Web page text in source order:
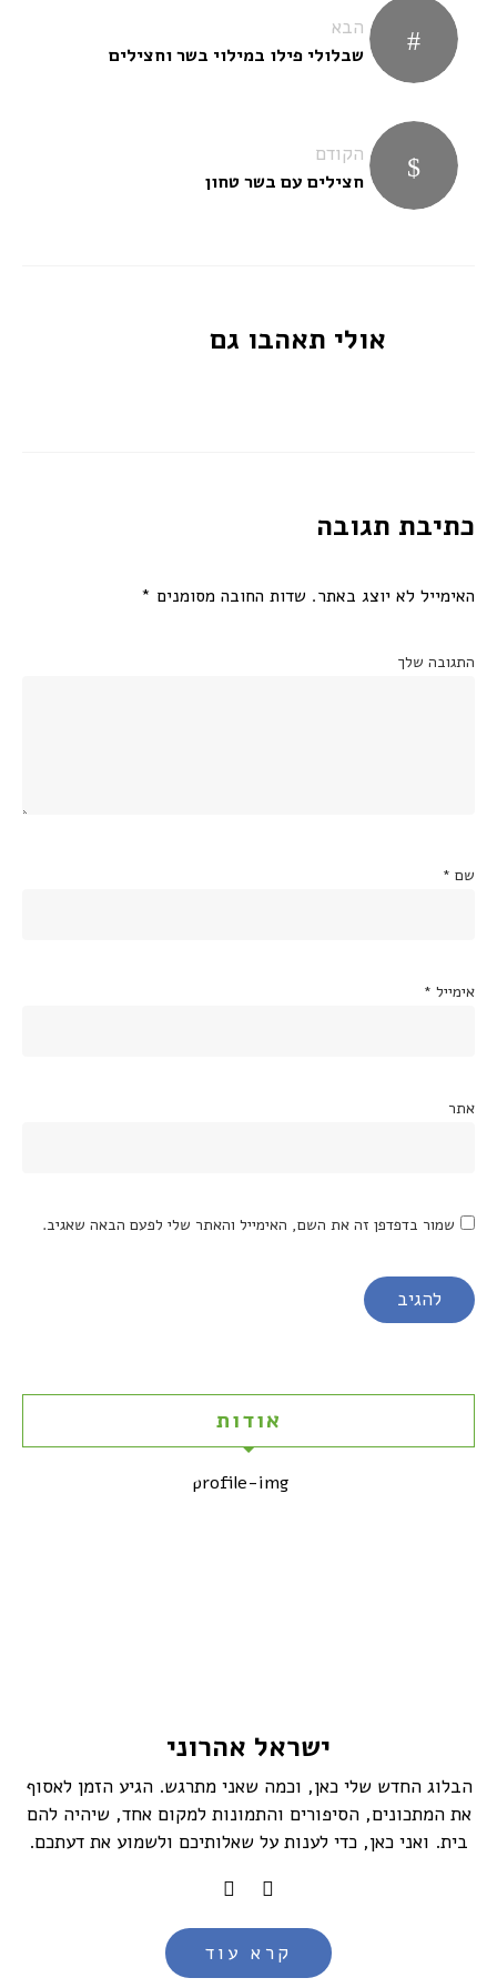
ניווט הבא
שבלולי פילו במילוי בשר וחצילים
הקודם
חצילים עם בשר טחון
אולי תאהבו גם
כתיבת תגובה
האימייל לא יוצג באתר. שדות החובה מסומנים *
התגובה שלך
שם *
אימייל *
אתר
שמור בדפדפן זה את השם, האימייל והאתר שלי לפעם הבאה שאגיב.
אודות
ישראל אהרוני
הבלוג החדש שלי כאן, וכמה שאני מתרגש. הגיע הזמן לאסוף
את המתכונים, הסיפורים והתמונות למקום אחד, שיהיה להם
בית. ואני כאן, כדי לענות על שאלותיכם ולשמוע את דעתכם.
קרא עוד